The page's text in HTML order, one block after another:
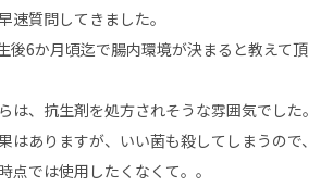
速質問してきました。
後6か月頃迄で腸内環境が決まると教えて頂
は、抗生剤を処方されそうな雰囲気でした。
はありますが、いい菌も殺してしまうので、
点では使用したくなくて。。